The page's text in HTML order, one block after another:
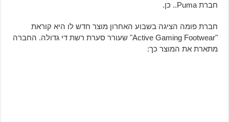
חברת Puma.. כן.
חברת פומה הציגה בשבוע האחרון מוצר חדש לו היא קוראת
"Active Gaming Footwear" שעורר סערת רשת די גדולה. החברה
מתארת את המוצר כך: